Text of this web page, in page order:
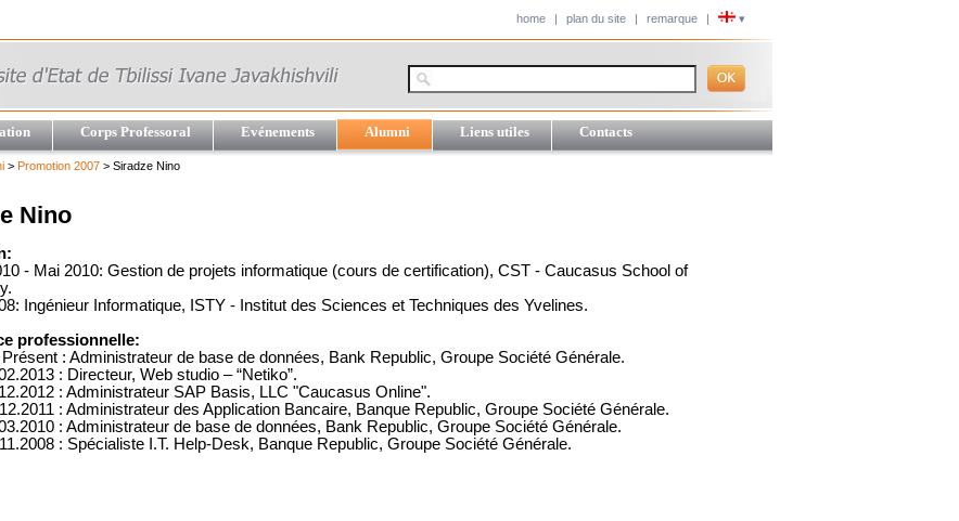
home | plan du site | remarque | ▾
Corps Professoral Evénements Alumni Liens utiles Contacts
> Promotion 2007 > Siradze Nino
Nino
- Mai 2010: Gestion de projets informatique (cours de certification), CST - Caucasus School of
Ingénieur Informatique, ISTY - Institut des Sciences et Techniques des Yvelines.
professionnelle:
: Administrateur de base de données, Bank Republic, Groupe Société Générale.
: Directeur, Web studio – “Netiko”.
: Administrateur SAP Basis, LLC "Caucasus Online".
: Administrateur des Application Bancaire, Banque Republic, Groupe Société Générale.
: Administrateur de base de données, Bank Republic, Groupe Société Générale.
: Spécialiste I.T. Help-Desk, Banque Republic, Groupe Société Générale.